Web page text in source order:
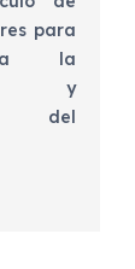
para
la
y
del